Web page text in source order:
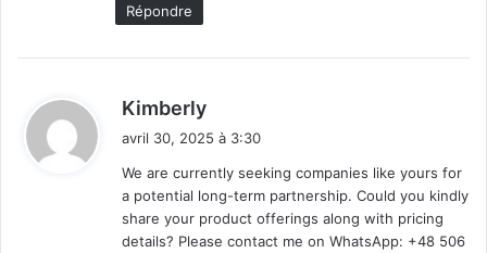
Répondre
Kimberly
:
avril 30, 2025 à 3:30
We are currently seeking companies like yours for
a potential long-term partnership. Could you kindly
share your product offerings along with pricing
details? Please contact me on WhatsApp: +48 506